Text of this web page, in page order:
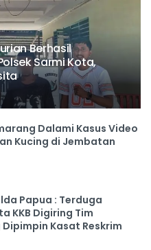
Berhasil
Sarmi Kota,
Dalami Kasus Video
Kucing di Jembatan
Papua : Terduga
KKB Digiring Tim
Kasat Reskrim